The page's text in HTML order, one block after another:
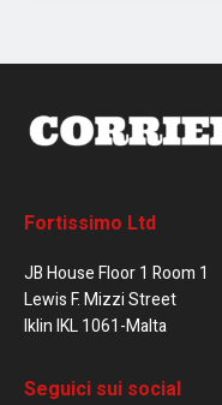
Fortissimo Ltd
JB House Floor 1 Room 1
Lewis F. Mizzi Street
Iklin IKL 1061-Malta
Seguici sui social